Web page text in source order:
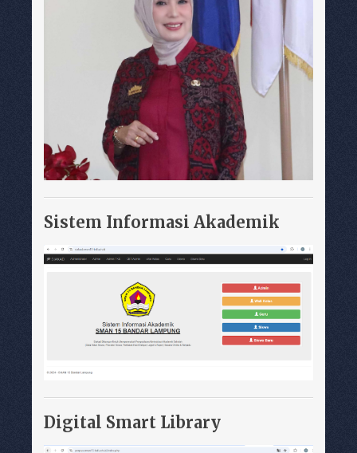
Sistem Informasi Akademik
Digital Smart Library